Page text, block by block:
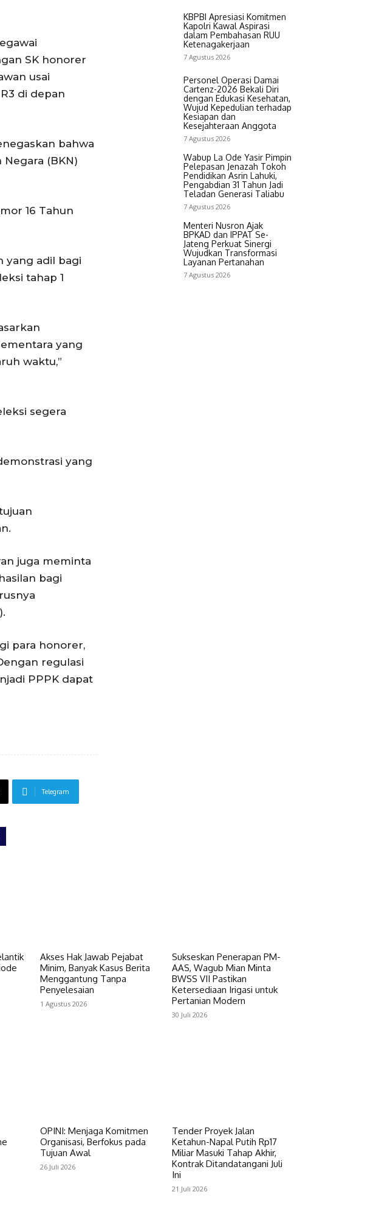
SK honorer
usai
di depan
bahwa
(BKN)
16 Tahun
yang adil bagi
tahap 1
yang
waktu,”
segera
yang
juga meminta
bagi
para honorer,
regulasi
PPPK dapat
Telegram
KBPBI Apresiasi Komitmen
Kapolri Kawal Aspirasi
dalam Pembahasan RUU
Ketenagakerjaan
7 Agustus 2026
Personel Operasi Damai
Cartenz-2026 Bekali Diri
dengan Edukasi Kesehatan,
Wujud Kepedulian terhadap
Kesiapan dan
Kesejahteraan Anggota
7 Agustus 2026
Wabup La Ode Yasir Pimpin
Pelepasan Jenazah Tokoh
Pendidikan Asrin Lahuki,
Pengabdian 31 Tahun Jadi
Teladan Generasi Taliabu
7 Agustus 2026
Menteri Nusron Ajak
BPKAD dan IPPAT Se-
Jateng Perkuat Sinergi
Wujudkan Transformasi
Layanan Pertanahan
7 Agustus 2026
‎Akses Hak Jawab Pejabat
Minim, Banyak Kasus Berita
Menggantung Tanpa
Penyelesaian
1 Agustus 2026
Sukseskan Penerapan PM-
AAS, Wagub Mian Minta
BWSS VII Pastikan
Ketersediaan Irigasi untuk
Pertanian Modern
30 Juli 2026
OPINI: Menjaga Komitmen
Organisasi, Berfokus pada
Tujuan Awal
26 Juli 2026
Tender Proyek Jalan
Ketahun-Napal Putih Rp17
Miliar Masuki Tahap Akhir,
Kontrak Ditandatangani Juli
Ini
21 Juli 2026